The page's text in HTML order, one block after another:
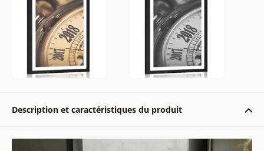
Description et caractéristiques du produit